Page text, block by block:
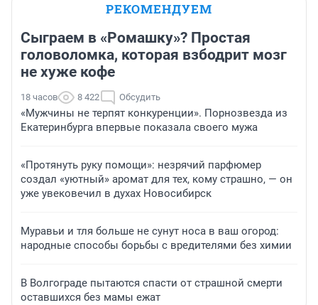
РЕКОМЕНДУЕМ
Сыграем в «Ромашку»? Простая
головоломка, которая взбодрит мозг
не хуже кофе
18 часов 8 422 Обсудить
«Мужчины не терпят конкуренции». Порнозвезда из
Екатеринбурга впервые показала своего мужа
«Протянуть руку помощи»: незрячий парфюмер
создал «уютный» аромат для тех, кому страшно, — он
уже увековечил в духах Новосибирск
Муравьи и тля больше не сунут носа в ваш огород:
народные способы борьбы с вредителями без химии
В Волгограде пытаются спасти от страшной смерти
оставшихся без мамы ежат